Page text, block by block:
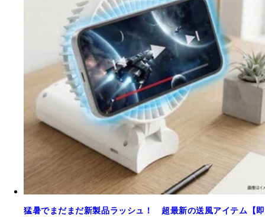
猛暑でまだまだ新製品ラッシュ！ 超最新の送風アイテム【即